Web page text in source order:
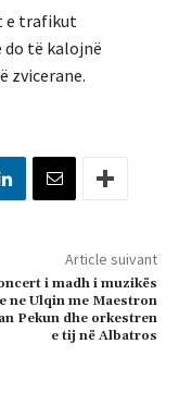
e trafikut
do të kalojnë
zvicerane.
Article suivant
i madh i muzikës
ne Ulqin me Maestron
Pekun dhe orkestren
e tij në Albatros